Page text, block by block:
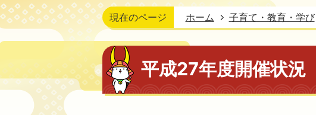
現在のページ ホーム 子育て・教育・学び
平成27年度開催状況